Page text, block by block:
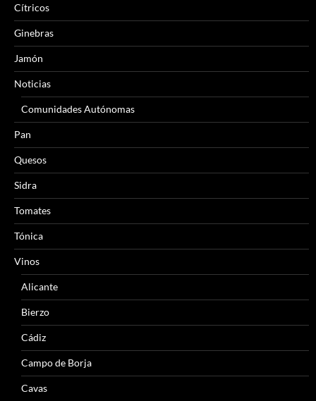
Cítricos
Ginebras
Jamón
Noticias
Comunidades Autónomas
Pan
Quesos
Sidra
Tomates
Tónica
Vinos
Alicante
Bierzo
Cádiz
Campo de Borja
Cavas